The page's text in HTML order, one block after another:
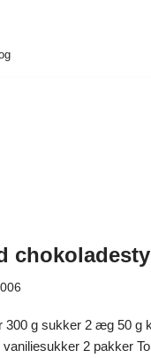
300 g sukker 2 æg 50 g
2 pakker